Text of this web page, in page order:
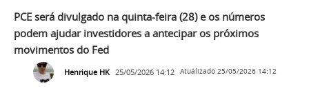
PCE será divulgado na quinta-feira (28) e os números
podem ajudar investidores a antecipar os próximos
movimentos do Fed
Henrique HK 25/05/2026 14:12 Atualizado 25/05/2026 14:12